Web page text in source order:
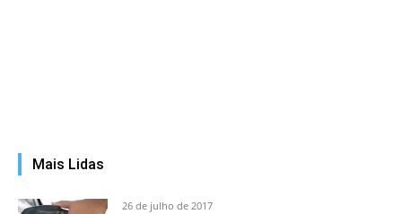
Mais Lidas
26 de julho de 2017